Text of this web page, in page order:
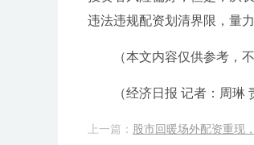
违法违规配资划清界限，量
（本文内容仅供参考，
（经济日报 记者：周琳
上一篇： 股市回暖场外配资重现